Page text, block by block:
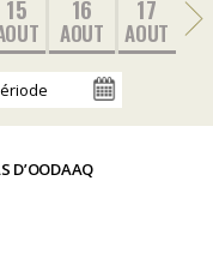
15 16
AOUT
17
AOUT
D’OODAAQ